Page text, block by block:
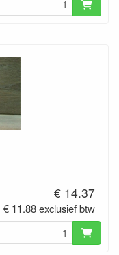
€ 14.37
€ 11.88 exclusief btw